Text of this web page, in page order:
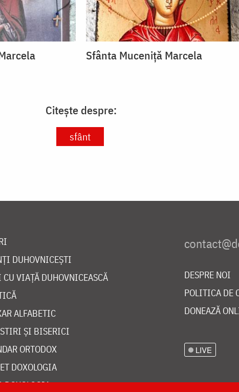
Sfânta Muceniță Marcela
Citește despre:
sfânt
DUHOVNICEȘTI
VIAȚĂ DUHOVNICEASCĂ
ALFABETIC
ȘI BISERICI
ORTODOX
DOXOLOGIA
DOXOLOGIA
DESPRE NOI
POLITICA DE
DONEAZĂ
LIVE